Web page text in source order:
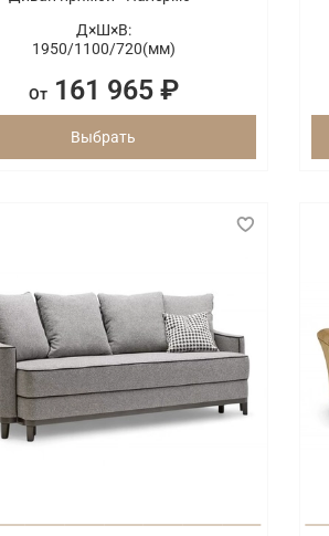
Д×Ш×В:
1950/1100/720(мм)
От161 965 ₽
Выбрать